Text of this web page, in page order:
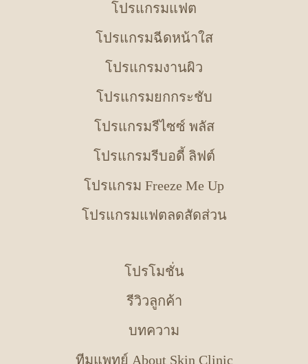
โปรแกรมแฟต
โปรแกรมฉีดหน้าใส
โปรแกรมงานผิว
โปรแกรมยกกระชับ
โปรแกรมรีไซซ์ พลัส
โปรแกรมรีบอดี้ ลิฟต์
โปรแกรม Freeze Me Up
โปรแกรมแฟตลดสัดส่วน
โปรโมชั่น
รีวิวลูกค้า
บทความ
ทีมแพทย์ About Skin Clinic